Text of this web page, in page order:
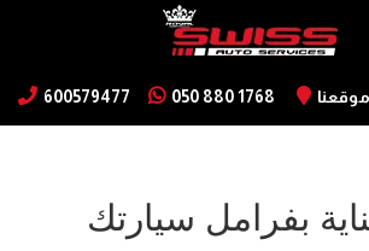
600579477 050 880 1768 موقعنا
بفرامل سيارتك